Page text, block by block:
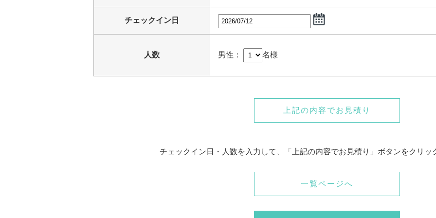
チェックイン日
人数 男性： 名様
上記の内容でお見積り
チェックイン日・人数を入力して、「上記の内容でお見積り」ボタンをクリッ
一覧ページへ